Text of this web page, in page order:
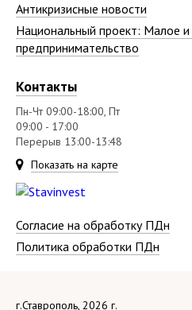
Антикризисные новости
Национальный проект: Малое и
предпринимательство
Контакты
Пн-Чт 09:00-18:00, Пт
09:00 - 17:00
Перерыв 13:00-13:48
Показать на карте
Согласие на обработку ПДн
Политика обработки ПДн
г.Ставрополь, 2026 г.